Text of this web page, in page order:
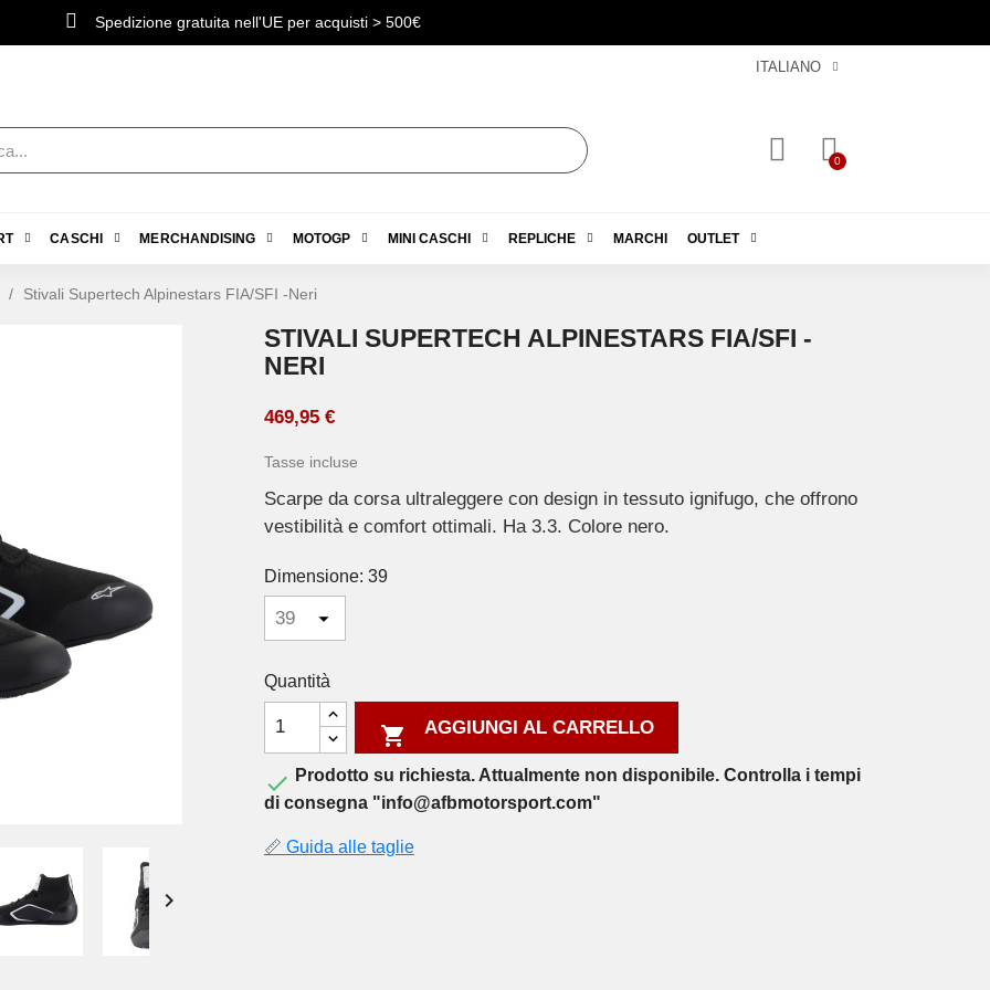
Spedizione gratuita nell'UE per acquisti > 500€
ITALIANO
CASCHI MERCHANDISING MOTOGP MINI CASCHI REPLICHE MARCHI OUTLET
Stivali Supertech Alpinestars FIA/SFI -Neri

STIVALI SUPERTECH ALPINESTARS FIA/SFI -
NERI
469,95 €
Tasse incluse
Scarpe da corsa ultraleggere con design in tessuto ignifugo, che offrono
vestibilità e comfort ottimali. Ha 3.3. Colore nero.
Dimensione: 39
Quantità
 AGGIUNGI AL CARRELLO
 Prodotto su richiesta. Attualmente non disponibile. Controlla i tempi
di consegna "info@afbmotorsport.com"
📏 Guida alle taglie